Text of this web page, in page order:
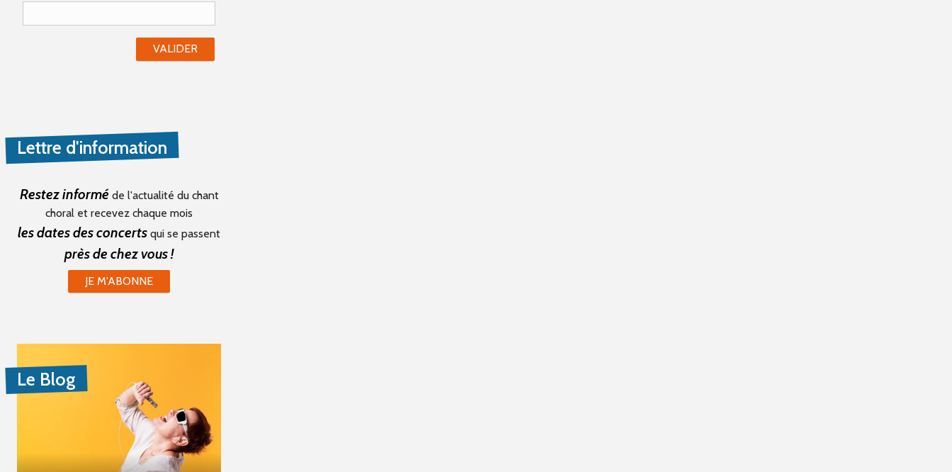
Lettre d'information
Restez informé de l'actualité du chant
choral et recevez chaque mois
les dates des concerts qui se passent
près de chez vous !
JE M'ABONNE
Le Blog